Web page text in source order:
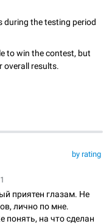
during the testing period
to win the contest, but
overall results.
by rating
приятен глазам. Не
лично по мне.
понять, на что сделан